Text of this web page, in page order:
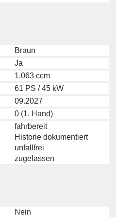
Braun
Ja
1.063 ccm
61 PS / 45 kW
09.2027
0 (1. Hand)
fahrbereit
Historie dokumentiert
unfallfrei
zugelassen
Nein